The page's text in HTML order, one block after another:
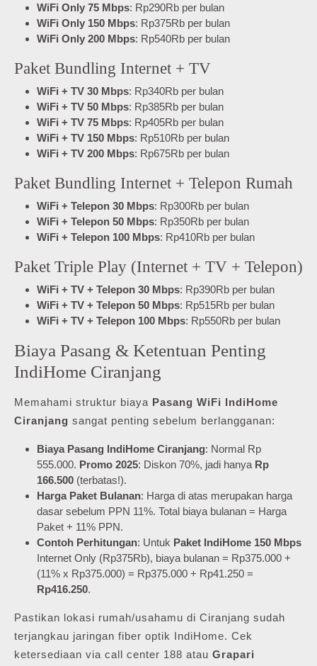
WiFi Only 75 Mbps: Rp290Rb per bulan
WiFi Only 150 Mbps: Rp375Rb per bulan
WiFi Only 200 Mbps: Rp540Rb per bulan
Paket Bundling Internet + TV
WiFi + TV 30 Mbps: Rp340Rb per bulan
WiFi + TV 50 Mbps: Rp385Rb per bulan
WiFi + TV 75 Mbps: Rp405Rb per bulan
WiFi + TV 150 Mbps: Rp510Rb per bulan
WiFi + TV 200 Mbps: Rp675Rb per bulan
Paket Bundling Internet + Telepon Rumah
WiFi + Telepon 30 Mbps: Rp300Rb per bulan
WiFi + Telepon 50 Mbps: Rp350Rb per bulan
WiFi + Telepon 100 Mbps: Rp410Rb per bulan
Paket Triple Play (Internet + TV + Telepon)
WiFi + TV + Telepon 30 Mbps: Rp390Rb per bulan
WiFi + TV + Telepon 50 Mbps: Rp515Rb per bulan
WiFi + TV + Telepon 100 Mbps: Rp550Rb per bulan
Biaya Pasang & Ketentuan Penting
IndiHome Ciranjang
Memahami struktur biaya Pasang WiFi IndiHome
Ciranjang sangat penting sebelum berlangganan:
Biaya Pasang IndiHome Ciranjang: Normal Rp
555.000. Promo 2025: Diskon 70%, jadi hanya Rp
166.500 (terbatas!).
Harga Paket Bulanan: Harga di atas merupakan harga
dasar sebelum PPN 11%. Total biaya bulanan = Harga
Paket + 11% PPN.
Contoh Perhitungan: Untuk Paket IndiHome 150 Mbps
Internet Only (Rp375Rb), biaya bulanan = Rp375.000 +
(11% x Rp375.000) = Rp375.000 + Rp41.250 =
Rp416.250.
Pastikan lokasi rumah/usahamu di Ciranjang sudah
terjangkau jaringan fiber optik IndiHome. Cek
ketersediaan via call center 188 atau Grapari